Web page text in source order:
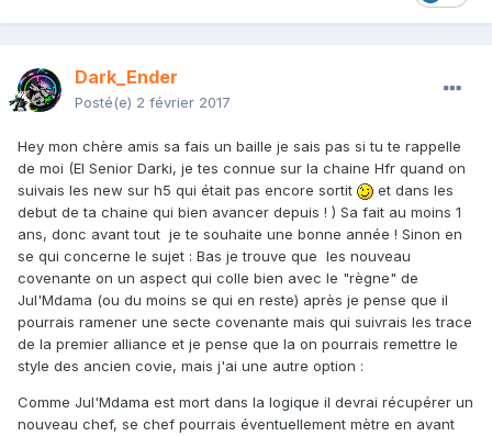
Dark_Ender
Posté(e) 2 février 2017
Hey mon chère amis sa fais un baille je sais pas si tu te rappelle
de moi (El Senior Darki, je tes connue sur la chaine Hfr quand on
suivais les new sur h5 qui était pas encore sortit
et dans les
debut de ta chaine qui bien avancer depuis ! ) Sa fait au moins 1
ans, donc avant tout je te souhaite une bonne année ! Sinon en
se qui concerne le sujet : Bas je trouve que les nouveau
covenante on un aspect qui colle bien avec le "règne" de
Jul'Mdama (ou du moins se qui en reste) après je pense que il
pourrais ramener une secte covenante mais qui suivrais les trace
de la premier alliance et je pense que la on pourrais remettre le
style des ancien covie, mais j'ai une autre option :
Comme Jul'Mdama est mort dans la logique il devrai récupérer un
nouveau chef, se chef pourrais éventuellement mètre en avant